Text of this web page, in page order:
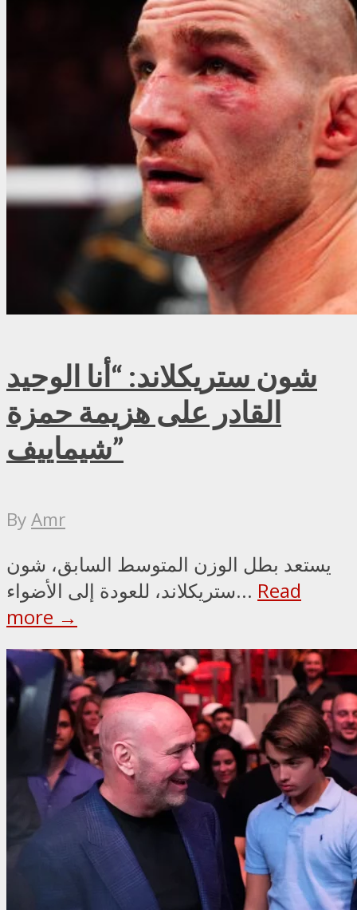
شون ستريكلاند: “أنا الوحيد
القادر على هزيمة حمزة
شيماييف”
ByAmr
يستعد بطل الوزن المتوسط السابق، شون
ستريكلاند، للعودة إلى الأضواء... Read
more →